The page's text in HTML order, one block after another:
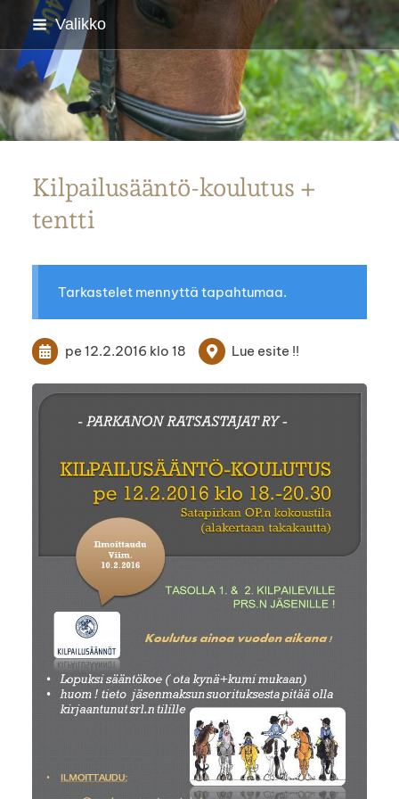
Siirry
sivun
sisältöön
Valikko
Parkanon Ratsastajat
Kilpailusääntö-koulutus +
tentti
Tarkastelet mennyttä tapahtumaa.
pe 12.2.2016 klo 18 Lue esite !!